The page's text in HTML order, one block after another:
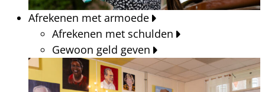
Afrekenen met armoede
Afrekenen met schulden
Gewoon geld geven